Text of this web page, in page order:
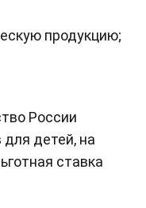
продукцию;
России
детей, на
ставка